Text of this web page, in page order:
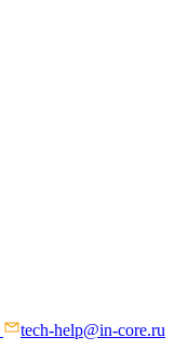
tech-help@in-core.ru